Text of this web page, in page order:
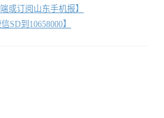
或订阅山东手机报】
SD到10658000】